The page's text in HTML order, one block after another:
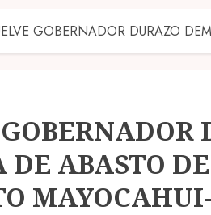
GOBERNADOR DURAZO
DE ABASTO